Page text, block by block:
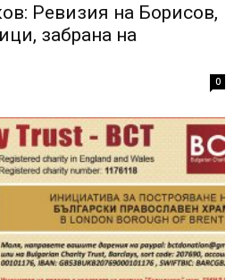
Ревизия на Борисов,
забрана на
0